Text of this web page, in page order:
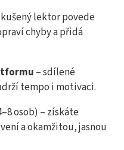
lektor povede
chyby a přidá
– sdílené
tempo i motivaci.
osob) – získáte
a okamžitou, jasnou